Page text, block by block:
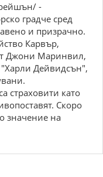
-
градче сред
и призрачно.
Карвър,
Джони Маринвил,
Дейвидсън",
страховити като
Скоро
значение на